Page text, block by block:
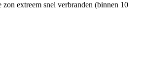
extreem snel verbranden (binnen 10